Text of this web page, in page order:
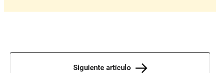
Siguiente artículo